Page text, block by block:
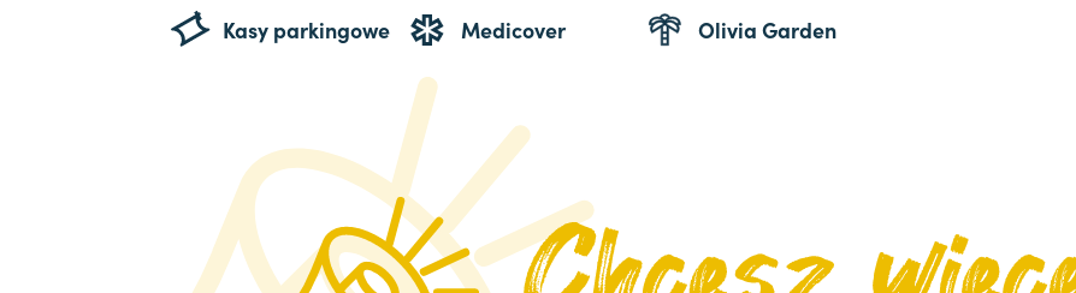
Kasy parkingowe Medicover Olivia Garden